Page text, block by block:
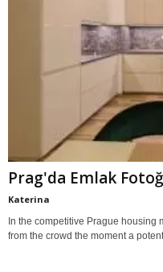
Prag'da Emlak
Katerina
In the competitive Prague housing
from the crowd the moment a